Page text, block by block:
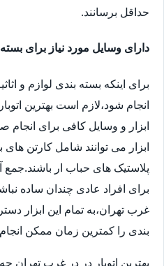
حداقل برسانند.
دارای وسایل مورد نیاز برای بسته
برای اینکه بسته بندی لوازم و
انجام شود،لازم است بهترین
ابزار و وسایل کافی برای انجام
ابزار می توانند شامل کارتن های
پلاستیک های حباب ار
برای افراد عادی چندان ساده
غرب تهران،به تمام این ابزار
بندی را کمترین زمان ممکن
بهترین اتوبار در در غرب تهران